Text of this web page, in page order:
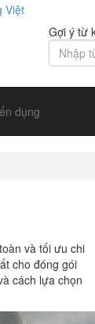
Gợi ý từ
dụng
và tối ưu chi
cho đóng gói
cách lựa chọn